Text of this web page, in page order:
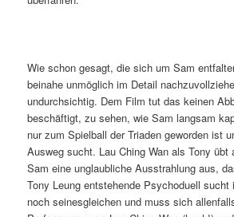
Wie schon gesagt, die sich um Sam
beinahe unmöglich im Detail
undurchsichtig. Dem Film tut das keinen
beschäftigt, zu sehen, wie Sam langsam
nur zum Spielball der Triaden geworden ist
Ausweg sucht. Lau Ching Wan als Tony übt
Sam eine unglaubliche Ausstrahlung aus,
Tony Leung entstehende Psychoduell sucht
noch seinesgleichen und muss sich